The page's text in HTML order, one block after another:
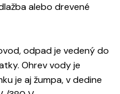
alebo drevené
odpad je vedený do
Ohrev vody je
je aj žumpa, v dedine